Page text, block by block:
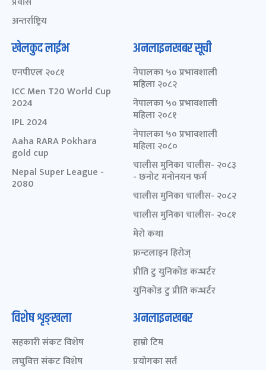
अन्तर्राष्ट्रिय
खेलकुद लाईभ
एनपीएल २०८१
ICC Men T20 World Cup
2024
IPL 2024
Aaha RARA Pokhara
gold cup
Nepal Super League -
2080
अनलाइनखबर सूची
नेपालका ५० प्रभावशाली
महिला २०८२
नेपालका ५० प्रभावशाली
महिला २०८१
नेपालका ५० प्रभावशाली
महिला २०८०
चालीस मुनिका चालीस- २०८३
- छनोट मनोनयन फर्म
चालीस मुनिका चालीस- २०८२
चालीस मुनिका चालीस- २०८१
मेरो कथा
फ्रन्टलाइन हिरोज्
प्रीति टु युनिकोड कन्भर्टर
युनिकोड टु प्रीति कन्भर्टर
विशेष शृङ्खला
सहकारी संकट विशेष
लघुवित्त संकट विशेष
अनलाइनखबर
हाम्रो टिम
प्रयोगका सर्त